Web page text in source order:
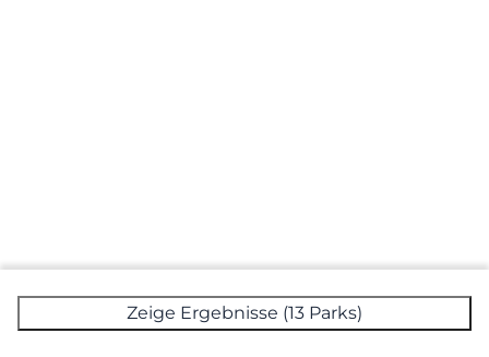
Zeige Ergebnisse (13 Parks)